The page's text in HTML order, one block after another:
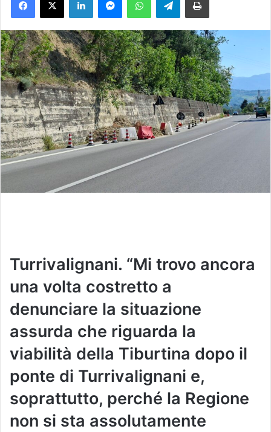
a
n
'
e
m
a
i
l
Turrivalignani. “Mi trovo ancora
una volta costretto a
denunciare la situazione
assurda che riguarda la
viabilità della Tiburtina dopo il
ponte di Turrivalignani e,
soprattutto, perché la Regione
non si sta assolutamente